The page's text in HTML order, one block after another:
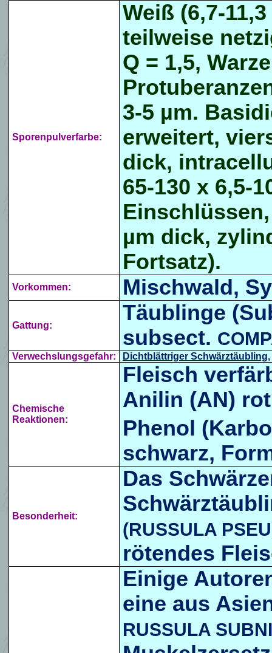
Sporenpulverfarbe:
Weiß (6,7-
teilweise
Q = 1,5,
3-5 µm.
erweitert,
dick,
65-130 x 6,5-
µm dick,
Fortsatz).
Vorkommen: Mischwald,
Gattung:
Täublinge
subsect.
Verwechslungsgefahr: Dichtblättriger Schwärztäubling,
Chemische
Reaktionen:
Fleisch
Anilin (AN)
Phenol
schwarz,
Besonderheit:
Das
(RUSSULA
rötendes
Einige
eine aus
RUSSULA